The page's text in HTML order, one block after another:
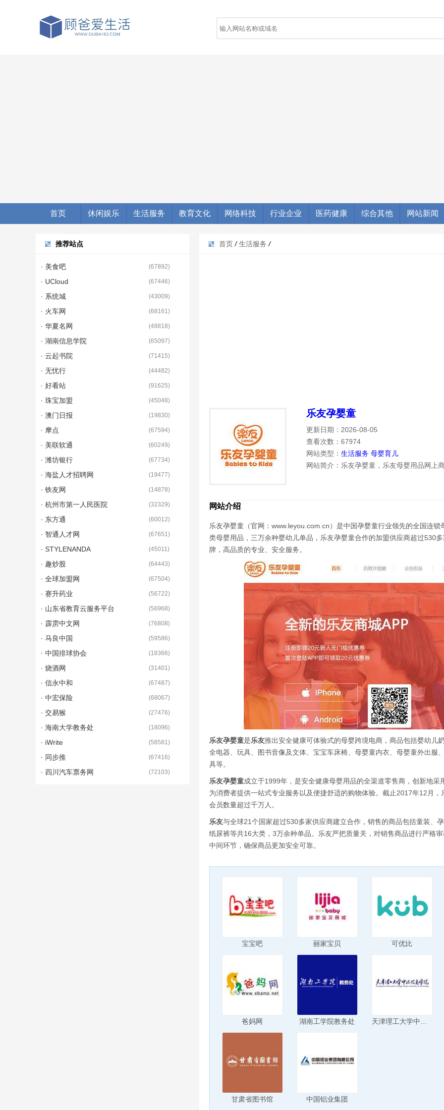
首页 休闲娱乐 生活服务 教育文化 网络科技 行业企业 医药健康 综合其他 网站新闻
首页 / 生活服务 /
乐友孕婴童
更新日期：2026-08-05
查看次数：67974
网站类型： 生活服务 母婴育儿
网站简介：乐友孕婴童，乐友母婴用品网上
网站介绍
乐友孕婴童（官网：www.leyou.com.cn）是中国孕婴童行业领先的全国连
类母婴用品，三万余种婴幼儿单品，乐友孕婴童合作的加盟供应商超过530
牌，高品质的专业、安全服务。
乐友孕婴童是乐友推出安全健康可体验式的母婴跨境电商，商品包括婴幼儿
全电器、玩具、图书音像及文体、宝宝车床椅、母婴童内衣、母婴童外出服
具等。
乐友孕婴童成立于1999年，是安全健康母婴用品的全渠道零售商，创新地采
为消费者提供一站式专业服务以及便捷舒适的购物体验。截止2017年12月
会员数量超过千万人。
乐友与全球21个国家超过530多家供应商建立合作，销售的商品包括童装、
纸尿裤等共16大类，3万余种单品。乐友严把质量关，对销售商品进行严格
中间环节，确保商品更加安全可靠。
宝宝吧 丽家宝贝 可优比
爸妈网 湖南工学院教务处
甘肃省图书馆 中国铝业集团
推荐站点
· 美食吧 (67892)
· UCloud (67446)
· 系统城 (43009)
· 火车网 (68161)
· 华夏名网 (48818)
· 湖南信息学院 (65097)
· 云起书院 (71415)
· 无忧行 (44482)
· 好看站 (91625)
· 珠宝加盟 (45048)
· 澳门日报 (19830)
· 摩点 (67594)
· 美联软通 (60249)
· 潍坊银行 (67734)
· 海盐人才招聘网 (19477)
· 铁友网 (14878)
· 杭州市第一人民医院 (32329)
· 东方通 (60012)
· 智通人才网 (67651)
· STYLENANDA (45011)
· 趣炒股 (64443)
· 全球加盟网 (67504)
· 赛升药业 (56722)
· 山东省教育云服务平台 (56968)
· 霹雳中文网 (76808)
· 马良中国 (59586)
· 中国排球协会 (18366)
· 烧酒网 (31401)
· 信永中和 (67487)
· 中宏保险 (68067)
· 交易猴 (27476)
· 海南大学教务处 (18096)
· iWrite (58581)
· 同步推 (67416)
· 四川汽车票务网 (72103)